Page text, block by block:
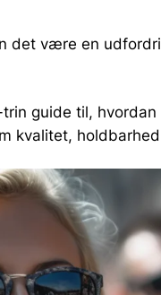
det være en
guide til,
kvalitet,